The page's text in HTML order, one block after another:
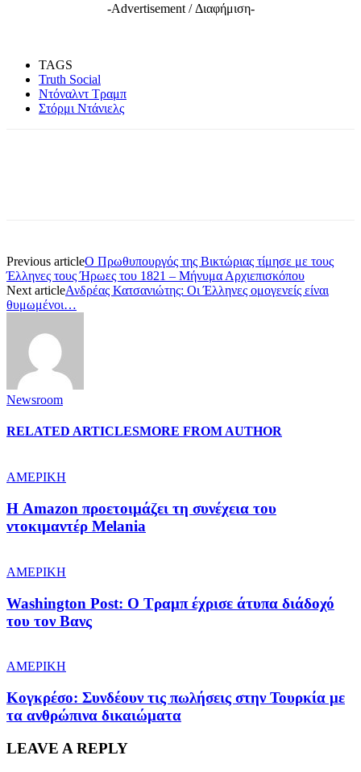
-Advertisement / Διαφήμιση-
TAGS
Truth Social
Ντόναλντ Τραμπ
Στόρμι Ντάνιελς
Previous articleΟ Πρωθυπουργός της Βικτώριας τίμησε με τους
Έλληνες τους Ήρωες του 1821 – Μήνυμα Αρχιεπισκόπου
Next articleΑνδρέας Κατσανιώτης: Οι Έλληνες ομογενείς είναι
θυμωμένοι…
Newsroom
RELATED ARTICLESMORE FROM AUTHOR
ΑΜΕΡΙΚΗ
Η Amazon προετοιμάζει τη συνέχεια του
ντοκιμαντέρ Melania
ΑΜΕΡΙΚΗ
Washington Post: Ο Τραμπ έχρισε άτυπα διάδοχό
του τον Βανς
ΑΜΕΡΙΚΗ
Κογκρέσο: Συνδέουν τις πωλήσεις στην Τουρκία με
τα ανθρώπινα δικαιώματα
LEAVE A REPLY